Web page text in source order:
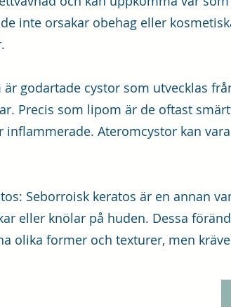
inte orsakar obehag eller
godartade cystor som utvecklas
Precis som lipom är de oftast
inflammerade. Ateromcystor kan
Seborroisk keratos är en annan
eller knölar på huden. Dessa
olika former och texturer, men